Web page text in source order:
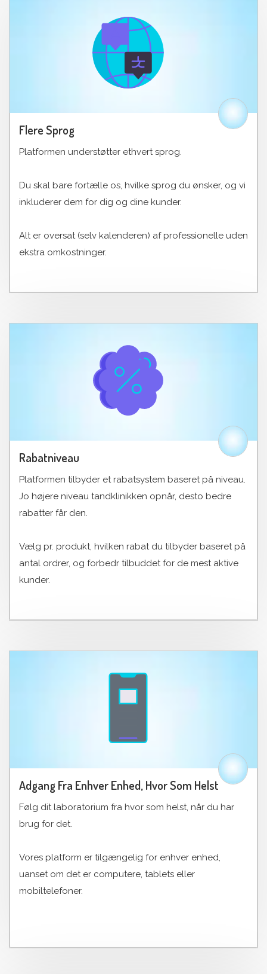
Flere Sprog
Platformen understøtter ethvert sprog.
Du skal bare fortælle os, hvilke sprog du ønsker, og vi
inkluderer dem for dig og dine kunder.
Alt er oversat (selv kalenderen) af professionelle uden
ekstra omkostninger.
Rabatniveau
Platformen tilbyder et rabatsystem baseret på niveau.
Jo højere niveau tandklinikken opnår, desto bedre
rabatter får den.
Vælg pr. produkt, hvilken rabat du tilbyder baseret på
antal ordrer, og forbedr tilbuddet for de mest aktive
kunder.
Adgang Fra Enhver Enhed, Hvor Som Helst
Følg dit laboratorium fra hvor som helst, når du har
brug for det.
Vores platform er tilgængelig for enhver enhed,
uanset om det er computere, tablets eller
mobiltelefoner.